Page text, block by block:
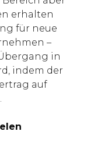
erhalten
für neue
–
in
indem der
auf